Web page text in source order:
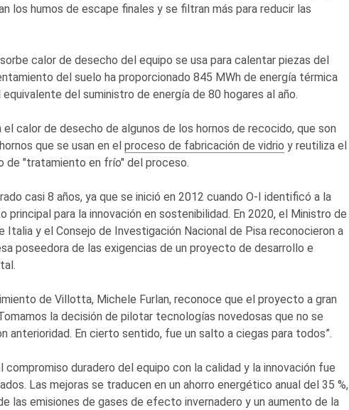
los humos de escape finales y se filtran más para reducir las
calor de desecho del equipo se usa para calentar piezas del
del suelo ha proporcionado 845 MWh de energía térmica
del suministro de energía de 80 hogares al año.
calor de desecho de algunos de los hornos de recocido, que son
que se usan en el proceso de fabricación de vidrio y reutiliza el
de "tratamiento en frío" del proceso.
casi 8 años, ya que se inició en 2012 cuando O-I identificó a la
principal para la innovación en sostenibilidad. En 2020, el Ministro de
Italia y el Consejo de Investigación Nacional de Pisa reconocieron a
poseedora de las exigencias de un proyecto de desarrollo e
de Villotta, Michele Furlan, reconoce que el proyecto a gran
la decisión de pilotar tecnologías novedosas que no se
anterioridad. En cierto sentido, fue un salto a ciegas para todos”.
compromiso duradero del equipo con la calidad y la innovación fue
Las mejoras se traducen en un ahorro energético anual del 35 %,
las emisiones de gases de efecto invernadero y un aumento de la